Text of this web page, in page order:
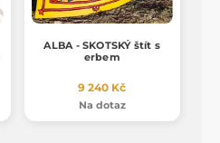
ALBA - SKOTSKÝ štít s
erbem
9 240 Kč
Na dotaz